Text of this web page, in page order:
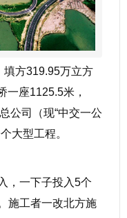
填方319.95万立方
一座1125.5米，
公司（现“中交一公
大型工程。
，一下子投入5个
施工者一改北方施